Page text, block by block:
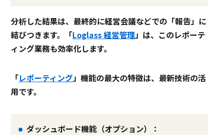
分析した結果は、最終的に経営会議などでの「報告」に
結びつきます。「Loglass 経営管理」は、このレポーテ
ィング業務も効率化します。
「レポーティング」機能の最大の特徴は、最新技術の活
用です。
ダッシュボード機能（オプション）：